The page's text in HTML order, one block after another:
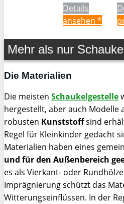
Details
ansehen *
Mehr als nur
Die Materialien
Die meisten Schaukelgestelle
hergestellt, aber auch Modelle
robusten Kunststoffsind
Regel für Kleinkinder gedacht
Materialien haben eines
und für den Außenbereich
es als Vierkant- oder
Imprägnierung schützt das
Witterungseinflüssen. In der